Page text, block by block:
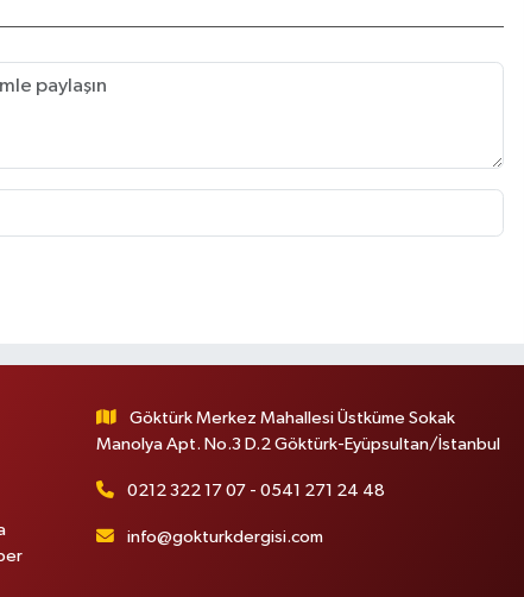
Göktürk Merkez Mahallesi Üstküme Sokak
Manolya Apt. No.3 D.2 Göktürk-Eyüpsultan/İstanbul
0212 322 17 07 - 0541 271 24 48
info@gokturkdergisi.com